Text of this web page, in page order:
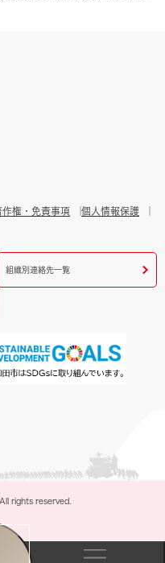
作権・免責事項
個人情報保護
組織別連絡先一覧
rights reserved.